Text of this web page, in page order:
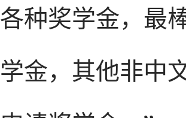
各种奖学金，最
学金，其他非中